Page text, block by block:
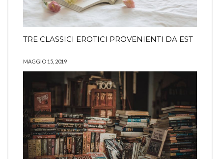
TRE CLASSICI EROTICI PROVENIENTI DA EST
MAGGIO 15, 2019